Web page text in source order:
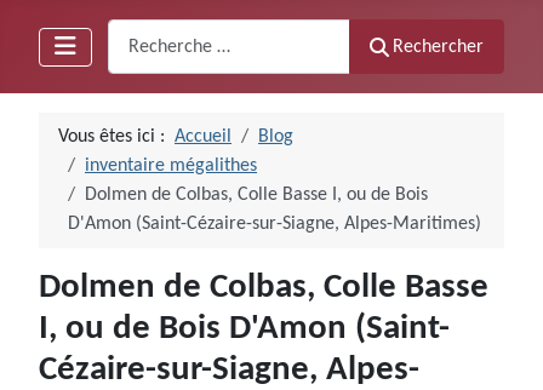
Rechercher
Vous êtes ici : Accueil
Blog
inventaire mégalithes
Dolmen de Colbas, Colle Basse I, ou de Bois
D'Amon (Saint-Cézaire-sur-Siagne, Alpes-Maritimes)
Dolmen de Colbas, Colle Basse
I, ou de Bois D'Amon (Saint-
Cézaire-sur-Siagne, Alpes-